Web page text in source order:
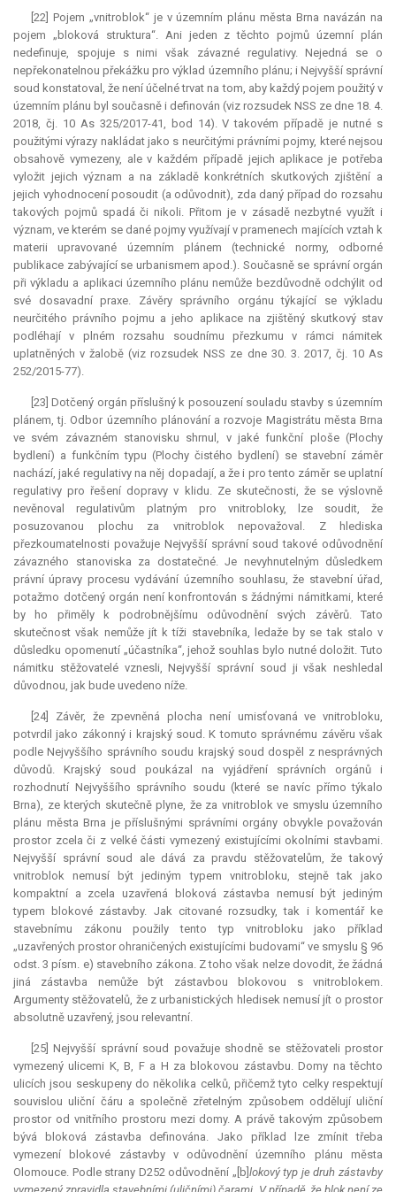
[22] Pojem „vnitroblok“ je v územním plánu města Brna navázán na
pojem „bloková struktura“. Ani jeden z těchto pojmů územní plán
nedefinuje, spojuje s nimi však závazné regulativy. Nejedná se o
nepřekonatelnou překážku pro výklad územního plánu; i Nejvyšší správní
soud konstatoval, že není účelné trvat na tom, aby každý pojem použitý v
územním plánu byl současně i definován (viz rozsudek NSS ze dne 18. 4.
2018, čj. 10 As 325/2017-41, bod 14). V takovém případě je nutné s
použitými výrazy nakládat jako s neurčitými právními pojmy, které nejsou
obsahově vymezeny, ale v každém případě jejich aplikace je potřeba
vyložit jejich význam a na základě konkrétních skutkových zjištění a
jejich vyhodnocení posoudit (a odůvodnit), zda daný případ do rozsahu
takových pojmů spadá či nikoli. Přitom je v zásadě nezbytné využít i
význam, ve kterém se dané pojmy využívají v pramenech majících vztah k
materii upravované územním plánem (technické normy, odborné
publikace zabývající se urbanismem apod.). Současně se správní orgán
při výkladu a aplikaci územního plánu nemůže bezdůvodně odchýlit od
své dosavadní praxe. Závěry správního orgánu týkající se výkladu
neurčitého právního pojmu a jeho aplikace na zjištěný skutkový stav
podléhají v plném rozsahu soudnímu přezkumu v rámci námitek
uplatněných v žalobě (viz rozsudek NSS ze dne 30. 3. 2017, čj. 10 As
252/2015-77).
[23] Dotčený orgán příslušný k posouzení souladu stavby s územním
plánem, tj. Odbor územního plánování a rozvoje Magistrátu města Brna
ve svém závazném stanovisku shrnul, v jaké funkční ploše (Plochy
bydlení) a funkčním typu (Plochy čistého bydlení) se stavební záměr
nachází, jaké regulativy na něj dopadají, a že i pro tento záměr se uplatní
regulativy pro řešení dopravy v klidu. Ze skutečnosti, že se výslovně
nevěnoval regulativům platným pro vnitrobloky, lze soudit, že
posuzovanou plochu za vnitroblok nepovažoval. Z hlediska
přezkoumatelnosti považuje Nejvyšší správní soud takové odůvodnění
závazného stanoviska za dostatečné. Je nevyhnutelným důsledkem
právní úpravy procesu vydávání územního souhlasu, že stavební úřad,
potažmo dotčený orgán není konfrontován s žádnými námitkami, které
by ho přiměly k podrobnějšímu odůvodnění svých závěrů. Tato
skutečnost však nemůže jít k tíži stavebníka, ledaže by se tak stalo v
důsledku opomenutí „účastníka“, jehož souhlas bylo nutné doložit. Tuto
námitku stěžovatelé vznesli, Nejvyšší správní soud ji však neshledal
důvodnou, jak bude uvedeno níže.
[24] Závěr, že zpevněná plocha není umisťovaná ve vnitrobloku,
potvrdil jako zákonný i krajský soud. K tomuto správnému závěru však
podle Nejvyššího správního soudu krajský soud dospěl z nesprávných
důvodů. Krajský soud poukázal na vyjádření správních orgánů i
rozhodnutí Nejvyššího správního soudu (které se navíc přímo týkalo
Brna), ze kterých skutečně plyne, že za vnitroblok ve smyslu územního
plánu města Brna je příslušnými správními orgány obvykle považován
prostor zcela či z velké části vymezený existujícími okolními stavbami.
Nejvyšší správní soud ale dává za pravdu stěžovatelům, že takový
vnitroblok nemusí být jediným typem vnitrobloku, stejně tak jako
kompaktní a zcela uzavřená bloková zástavba nemusí být jediným
typem blokové zástavby. Jak citované rozsudky, tak i komentář ke
stavebnímu zákonu použily tento typ vnitrobloku jako příklad
„uzavřených prostor ohraničených existujícími budovami“ ve smyslu § 96
odst. 3 písm. e) stavebního zákona. Z toho však nelze dovodit, že žádná
jiná zástavba nemůže být zástavbou blokovou s vnitroblokem.
Argumenty stěžovatelů, že z urbanistických hledisek nemusí jít o prostor
absolutně uzavřený, jsou relevantní.
[25] Nejvyšší správní soud považuje shodně se stěžovateli prostor
vymezený ulicemi K, B, F a H za blokovou zástavbu. Domy na těchto
ulicích jsou seskupeny do několika celků, přičemž tyto celky respektují
souvislou uliční čáru a společně zřetelným způsobem oddělují uliční
prostor od vnitřního prostoru mezi domy. A právě takovým způsobem
bývá bloková zástavba definována. Jako příklad lze zmínit třeba
vymezení blokové zástavby v odůvodnění územního plánu města
Olomouce. Podle strany D252 odůvodnění „[b] lokový typ je druh zástavby